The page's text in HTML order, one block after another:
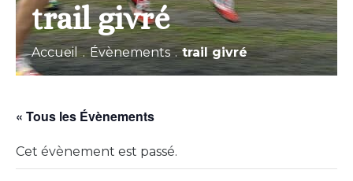
trail givré
Accueil . Évènements . trail givré
« Tous les Évènements
Cet évènement est passé.